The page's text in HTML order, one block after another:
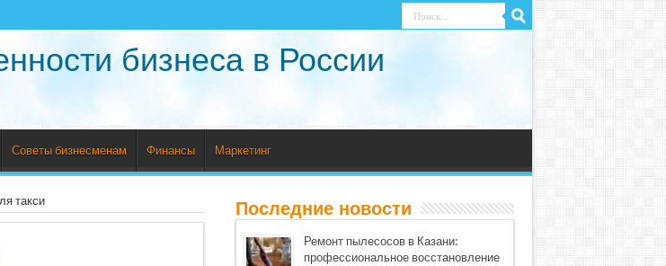
бизнеса в России
Советы бизнесменам Финансы Маркетинг
такси Последние новости
Ремонт пылесосов в Казани:
профессиональное восстановление